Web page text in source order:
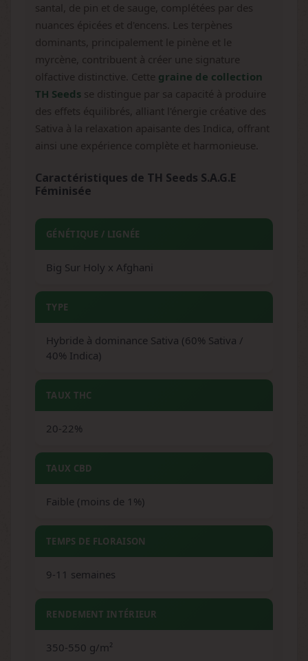
santal, de pin et de sauge, complétées par des
nuances épicées et d'encens. Les terpènes
dominants, principalement le pinène et le
myrcène, contribuent à créer une signature
olfactive distinctive. Cette graine de collection
TH Seeds se distingue par sa capacité à produire
des effets équilibrés, alliant l'énergie créative des
Sativa à la relaxation apaisante des Indica, offrant
ainsi une expérience complète et harmonieuse.
Caractéristiques de TH Seeds S.A.G.E
Féminisée
GÉNÉTIQUE / LIGNÉE
Big Sur Holy x Afghani
TYPE
Hybride à dominance Sativa (60% Sativa /
40% Indica)
TAUX THC
20-22%
TAUX CBD
Faible (moins de 1%)
TEMPS DE FLORAISON
9-11 semaines
RENDEMENT INTÉRIEUR
350-550 g/m²